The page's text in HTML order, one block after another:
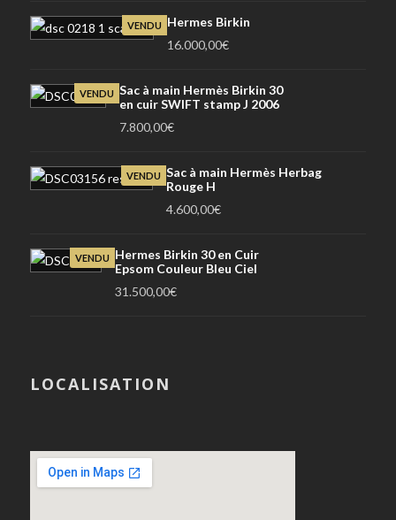
VENDU
Hermes Birkin
16.000,00€
VENDU Sac à main Hermès Birkin 30
en cuir SWIFT stamp J 2006
7.800,00€
VENDU Sac à main Hermès Herbag
Rouge H
4.600,00€
VENDU
Hermes Birkin 30 en Cuir
Epsom Couleur Bleu Ciel
31.500,00€
LOCALISATION